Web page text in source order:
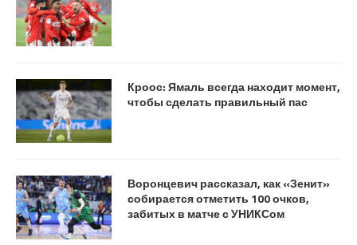
Кроос: Ямаль всегда находит момент,
чтобы сделать правильный пас
Воронцевич рассказал, как «Зенит»
собирается отметить 100 очков,
забитых в матче с УНИКСом